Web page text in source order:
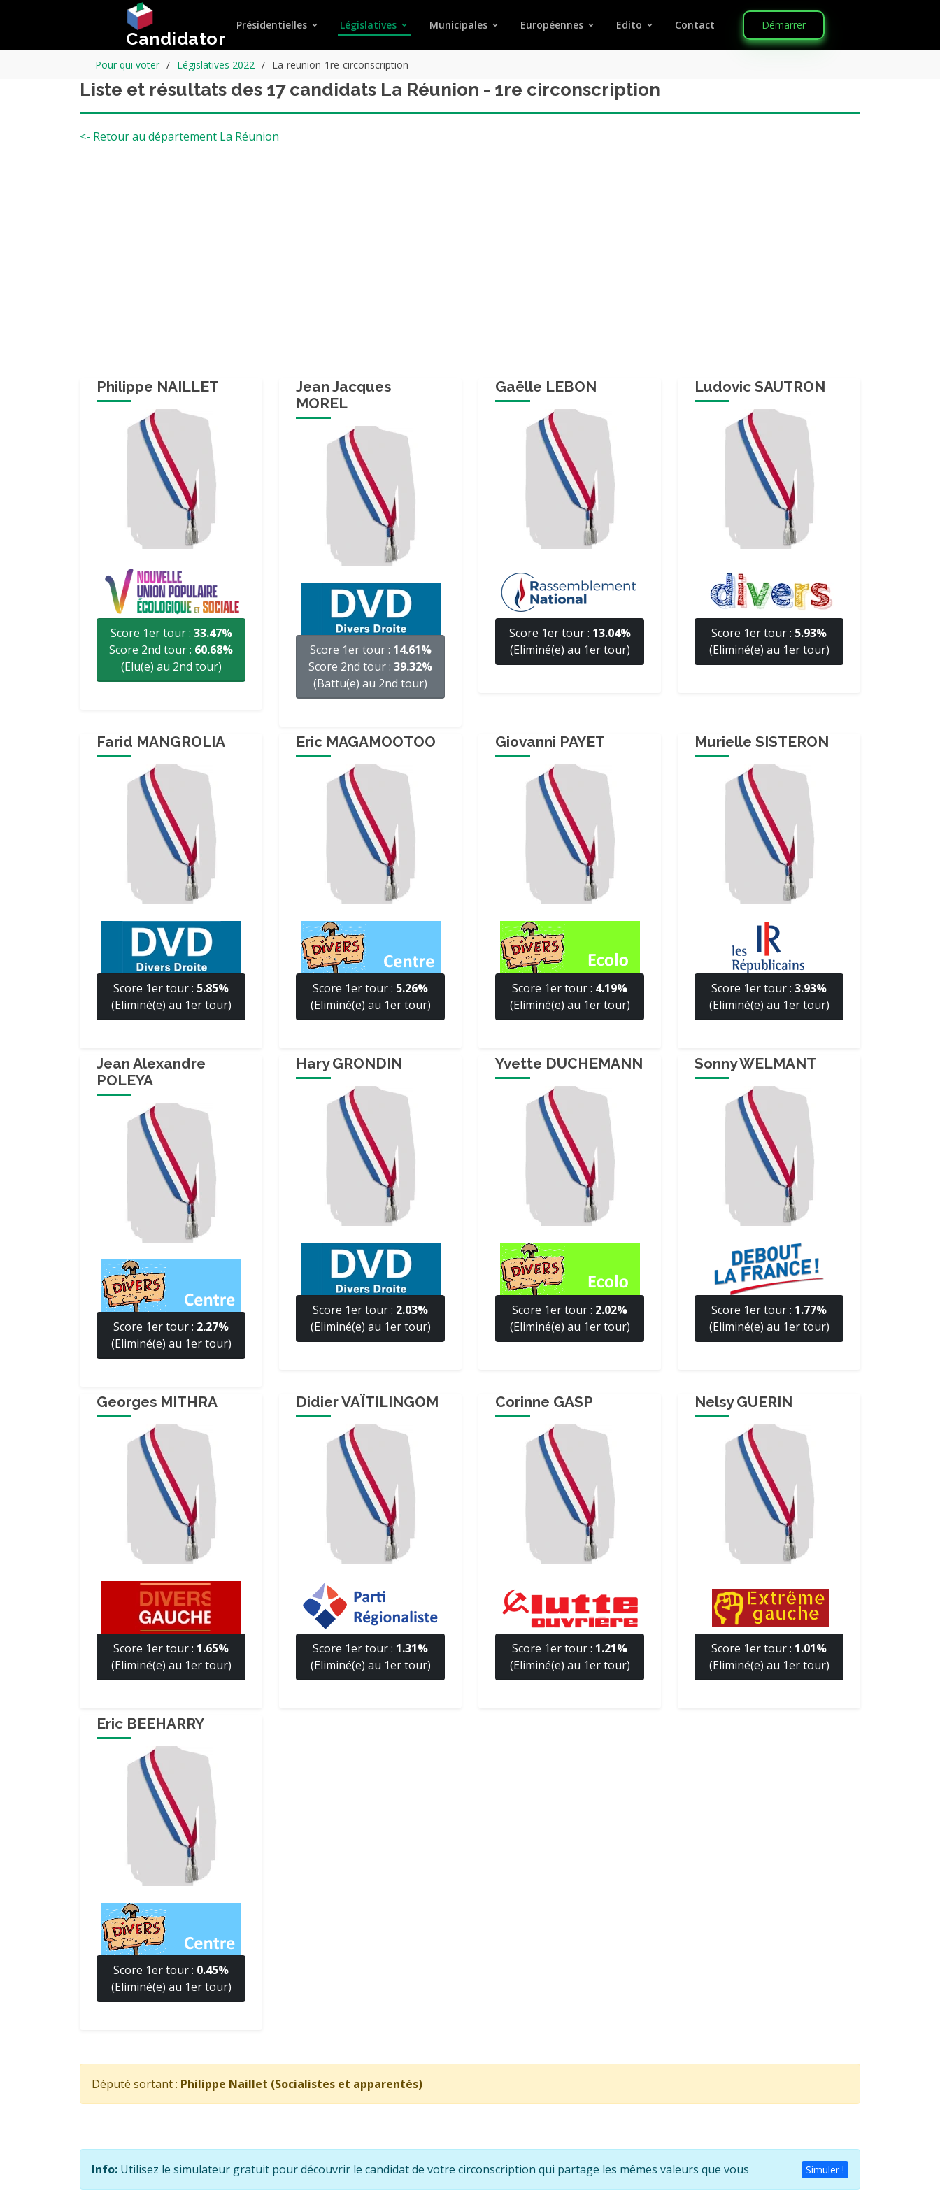
Candidator
Présidentielles Législatives Municipales Européennes Edito Contact Démarrer
Pour qui voter Législatives 2022 La-reunion-1re-circonscription
Liste et résultats des 17 candidats La Réunion - 1re circonscription
<- Retour au département La Réunion
Philippe NAILLET
Score 1er tour : 33.47%
Score 2nd tour : 60.68%
(Elu(e) au 2nd tour)
Jean Jacques
MOREL
Score 1er tour : 14.61%
Score 2nd tour : 39.32%
(Battu(e) au 2nd tour)
Gaëlle LEBON
Score 1er tour : 13.04%
(Eliminé(e) au 1er tour)
Ludovic SAUTRON
Score 1er tour : 5.93%
(Eliminé(e) au 1er tour)
Farid MANGROLIA
Score 1er tour : 5.85%
(Eliminé(e) au 1er tour)
Eric MAGAMOOTOO
Score 1er tour : 5.26%
(Eliminé(e) au 1er tour)
Giovanni PAYET
Score 1er tour : 4.19%
(Eliminé(e) au 1er tour)
Murielle SISTERON
Score 1er tour : 3.93%
(Eliminé(e) au 1er tour)
Jean Alexandre
POLEYA
Score 1er tour : 2.27%
(Eliminé(e) au 1er tour)
Hary GRONDIN
Score 1er tour : 2.03%
(Eliminé(e) au 1er tour)
Yvette DUCHEMANN
Score 1er tour : 2.02%
(Eliminé(e) au 1er tour)
Sonny WELMANT
Score 1er tour : 1.77%
(Eliminé(e) au 1er tour)
Georges MITHRA
Score 1er tour : 1.65%
(Eliminé(e) au 1er tour)
Didier VAÏTILINGOM
Score 1er tour : 1.31%
(Eliminé(e) au 1er tour)
Corinne GASP
Score 1er tour : 1.21%
(Eliminé(e) au 1er tour)
Nelsy GUERIN
Score 1er tour : 1.01%
(Eliminé(e) au 1er tour)
Eric BEEHARRY
Score 1er tour : 0.45%
(Eliminé(e) au 1er tour)
Député sortant : Philippe Naillet (Socialistes et apparentés)
Simuler !
Info: Utilisez le simulateur gratuit pour découvrir le candidat de votre circonscription qui partage les mêmes valeurs que vous